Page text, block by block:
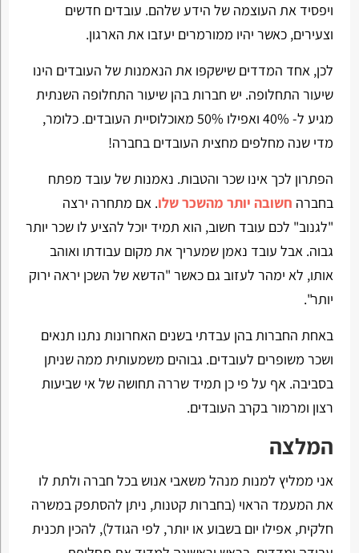
ויפסיד את העוצמה של הידע שלהם. עובדים חדשים
וצעירים, כאשר יהיו ממורמרים יעזבו את הארגון.
לכן, אחד המדדים שישקפו את הנאמנות של העובדים הינו
שיעור התחלופה. יש חברות בהן שיעור התחלופה השנתית
מגיע ל- 40% ואפילו 50% מאוכלוסיית העובדים. כלומר,
מדי שנה מחלפים מחצית העובדים בחברה!
הפתרון לכך אינו שכר והטבות. נאמנות של עובד מפתח
בחברה חשובה יותר מהשכר שלו. אם מתחרה ירצה
"לגנוב" לכם עובד חשוב, הוא תמיד יוכל להציע לו שכר יותר
גבוה. אבל עובד נאמן שמעריך את מקום עבודתו ואוהב
אותו, לא ימהר לעזוב גם כאשר "הדשא של השכן יראה ירוק
יותר".
באחת החברות בהן עבדתי בשנים האחרונות נתנו תנאים
ושכר משופרים לעובדים. גבוהים משמעותית ממה שניתן
בסביבה. אף על פי כן תמיד שררה תחושה של אי שביעות
רצון ומרמור בקרב העובדים.
המלצה
אני ממליץ למנות מנהל משאבי אנוש בכל חברה ולתת לו
את המעמד הראוי (בחברות קטנות, ניתן להסתפק במשרה
חלקית, אפילו יום בשבוע או יותר, לפי הגודל), להכין תכנית